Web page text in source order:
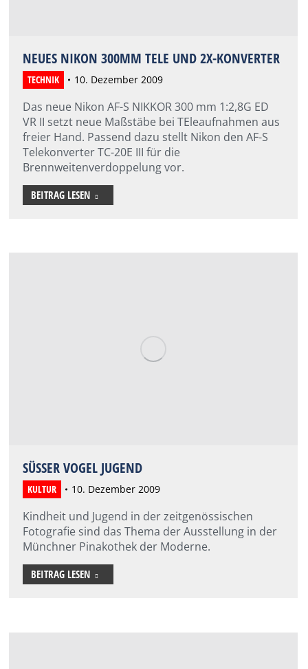
NEUES NIKON 300MM TELE UND 2X-KONVERTER
TECHNIK 10. Dezember 2009
Das neue Nikon AF-S NIKKOR 300 mm 1:2,8G ED
VR II setzt neue Maßstäbe bei TEleaufnahmen aus
freier Hand. Passend dazu stellt Nikon den AF-S
Telekonverter TC-20E III für die
Brennweitenverdoppelung vor.
BEITRAG LESEN
SÜSSER VOGEL JUGEND
KULTUR 10. Dezember 2009
Kindheit und Jugend in der zeitgenössischen
Fotografie sind das Thema der Ausstellung in der
Münchner Pinakothek der Moderne.
BEITRAG LESEN